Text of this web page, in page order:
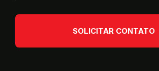
SOLICITAR CONTATO